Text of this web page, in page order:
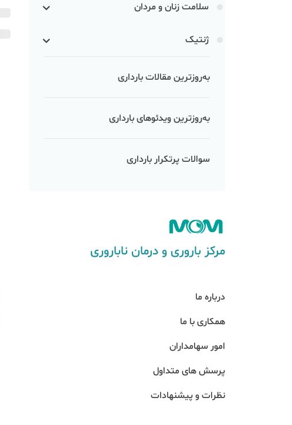
سلامت زنان و مردان
ژنتیک
به‌روزترین مقالات بارداری
به‌روزترین ویدئوهای بارداری
سوالات پرتکرار بارداری
مرکز باروری و درمان ناباروری
درباره ما
همکاری با ما
امور سهامداران
پرسش های متداول
نظرات و پیشنهادات